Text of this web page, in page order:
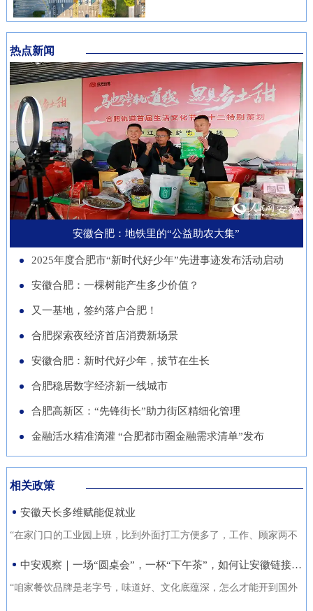
面的扎实成效。近年来，邮储银
行安徽省分行始终将清廉金融文
化建设摆在重要位置，通过常态
化教育、制度完善与持续宣传，
推动廉洁理念内化于心、外化于
行。在开展正面宣传教育的同
时，该行也注重警示教育，特别
是面向党员领导干部开展“以案
示警、以案为戒、以案促改”专
题教育，着力构建“不敢腐、不
能腐、不想腐”的长效机制，引
态。
系。在本届进博会上，来自安徽
的科技企业带来多件实物展品在
中国馆展出，此外，淮南、池州
等地市的老字号、非遗项目也展
示安徽丰富的文化底蕴。进博八
年，安徽从一个“采购者”，努力
成为“战略合作者”，合作模式也
从单纯的“买产品”向“引技术、
促升级”深化。今年安徽交易团
负责组织新兴产业相关单位参会
招商。这一切都服务于一个更精
准的目标：通过进博会，赋能安
徽正在全力发展的重点产业，努
力推动展商变投资商。科技与开
最快汽车仰望U9、在2025机器
人足球世界杯上夺冠的人形机器
人、可
林，从各自为战到联农共富，安
色变革，在守护江淮生态屏障的
同时，蹚出了一条生态效益、经
济效益、社会效益共赢的新路
径。作为全国林业大省，安徽现
有国有林场100个，经营总面积
超400万亩。近年来，安徽深入
贯彻落实习近平生态文明思想，
以国有林场改革为契机，通过创
新经营模式、拓展产业维度、深
化联农机制，让昔日“只守青山
的“助推器”、绿色经济的“新引
擎”。 扩绿兴绿护绿 筑牢美丽安
徽生态屏障清晨五点，潜山市驼
岭国有林场东风管护点，今年57
1988年参加工作起，这条巡山路
局城市，合肥正在着力打造低空
经济“前沿阵地”。合肥大学“智
慧交通”团队正在基础理论、关
键核心技术、人才队伍、产业发
展等方面全面发力，着力支撑合
肥打造综合交通枢纽科技力量。
近年来，合肥大学智能建造与交
通学院积极布局低空交通发展新
赛道，打造安徽省智慧交通大数
据分析与应用工程实验室等学科
交叉创新平台，联合头部企业开
展低空物流、城市应急等多应用
场景技术攻关。2025年，团
队“基于无人机空天信息的高速
路施工全过程的可视化、智能化
监管需求，通过无人机与 AI 算
法结合，实现高速公路施工安全
隐患实时识别与动态预警，构建
交通领航人才实训基地建设，将
热点新闻
安徽合肥：地铁里的“公益助农大集”
2025年度合肥市“新时代好少年”先进事迹发布活动启动
安徽合肥：一棵树能产生多少价值？
又一基地，签约落户合肥！
合肥探索夜经济首店消费新场景
安徽合肥：新时代好少年，拔节在生长
合肥稳居数字经济新一线城市
合肥高新区：“先锋街长”助力街区精细化管理
金融活水精准滴灌 “合肥都市圈金融需求清单”发布
相关政策
安徽天长多维赋能促就业
“在家门口的工业园上班，比到外面打工方便多了，工作、顾家两不
中安观察｜一场“圆桌会”，一杯“下午茶”，如何让安徽链接世界？
“咱家餐饮品牌是老字号，味道好、文化底蕴深，怎么才能开到国外